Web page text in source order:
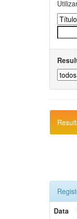
Data